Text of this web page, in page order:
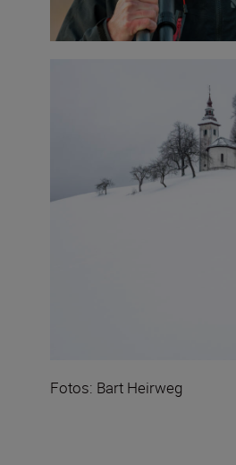
Fotos: Bart Heirweg